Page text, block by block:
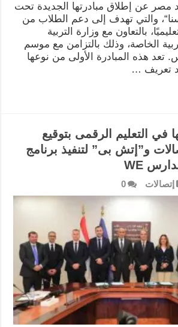
مصر عن إطلاق مبادرتها الجديدة تحت
والتي تهدف إلى دعم الطلاب من
بالتعاون مع وزارة التربية
الخاصة، وذلك بالتزامن مع موسم
تعد هذه المبادرة الأولى من نوعها
تعريف …
في التعليم الرقمى بتوقيع
و”إتش بى” لتنفيذ برنامج
إتصالات 0